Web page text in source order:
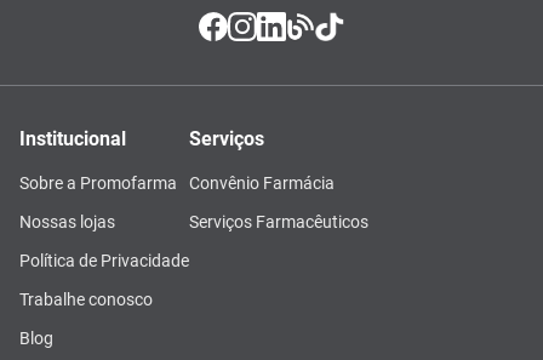
Institucional
Sobre a Promofarma
Nossas lojas
Política de Privacidade
Trabalhe conosco
Blog
Serviços
Convênio Farmácia
Serviços Farmacêuticos